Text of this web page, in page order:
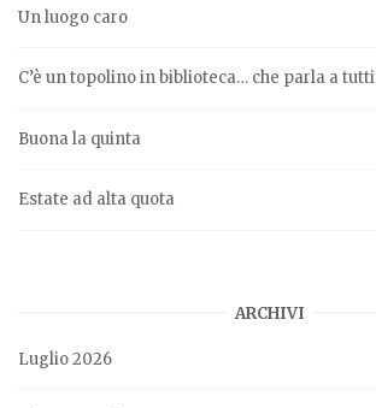
Un luogo caro
C’è un topolino in biblioteca… che parla a tutti
Buona la quinta
Estate ad alta quota
ARCHIVI
Luglio 2026